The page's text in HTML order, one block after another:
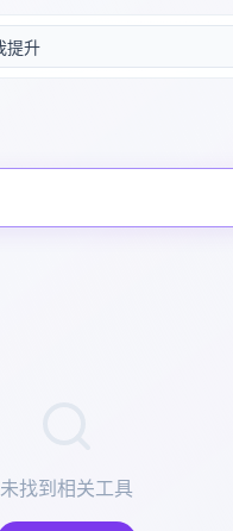
未找到相关工具